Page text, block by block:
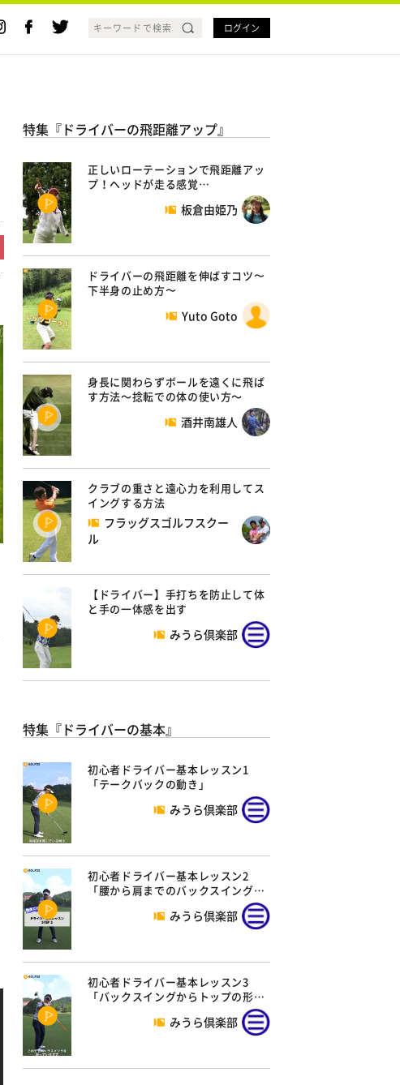
ログイン
特集『ドライバーの飛距離アップ』
正しいローテーションで飛距離アッ
プ！ヘッドが走る感覚…
板倉由姫乃
ドライバーの飛距離を伸ばすコツ〜
下半身の止め方〜
Yuto Goto
身長に関わらずボールを遠くに飛ば
す方法～捻転での体の使い方～
酒井南雄人
クラブの重さと遠心力を利用してス
イングする方法
フラッグスゴルフスクー
ル
【ドライバー】手打ちを防止して体
と手の一体感を出す
みうら倶楽部
特集『ドライバーの基本』
初心者ドライバー基本レッスン1
「テークバックの動き」
みうら倶楽部
初心者ドライバー基本レッスン2
「腰から肩までのバックスイング…
みうら倶楽部
初心者ドライバー基本レッスン3
「バックスイングからトップの形…
みうら倶楽部